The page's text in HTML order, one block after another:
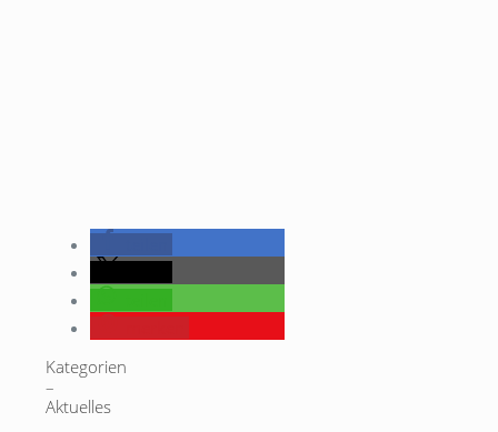
Kategorien
–
Aktuelles